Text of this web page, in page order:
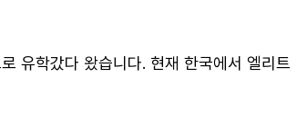
유학갔다 왔습니다. 현재 한국에서 엘리트